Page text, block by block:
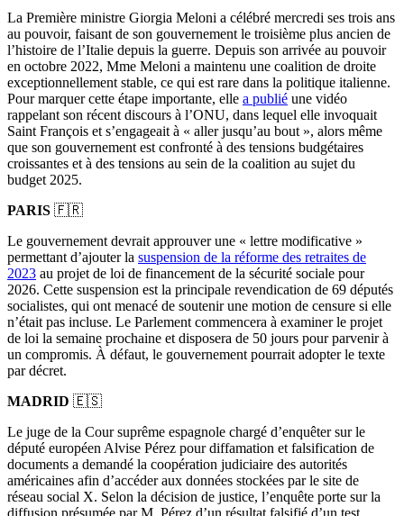
La Première ministre Giorgia Meloni a célébré mercredi ses trois ans
au pouvoir, faisant de son gouvernement le troisième plus ancien de
l’histoire de l’Italie depuis la guerre. Depuis son arrivée au pouvoir
en octobre 2022, Mme Meloni a maintenu une coalition de droite
exceptionnellement stable, ce qui est rare dans la politique italienne.
Pour marquer cette étape importante, elle a publié une vidéo
rappelant son récent discours à l’ONU, dans lequel elle invoquait
Saint François et s’engageait à « aller jusqu’au bout », alors même
que son gouvernement est confronté à des tensions budgétaires
croissantes et à des tensions au sein de la coalition au sujet du
budget 2025.
PARIS 🇫🇷
Le gouvernement devrait approuver une « lettre modificative »
permettant d’ajouter la suspension de la réforme des retraites de
2023 au projet de loi de financement de la sécurité sociale pour
2026. Cette suspension est la principale revendication de 69 députés
socialistes, qui ont menacé de soutenir une motion de censure si elle
n’était pas incluse. Le Parlement commencera à examiner le projet
de loi la semaine prochaine et disposera de 50 jours pour parvenir à
un compromis. À défaut, le gouvernement pourrait adopter le texte
par décret.
MADRID 🇪🇸
Le juge de la Cour suprême espagnole chargé d’enquêter sur le
député européen Alvise Pérez pour diffamation et falsification de
documents a demandé la coopération judiciaire des autorités
américaines afin d’accéder aux données stockées par le site de
réseau social X. Selon la décision de justice, l’enquête porte sur la